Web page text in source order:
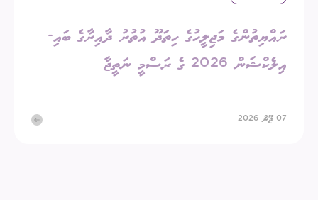
ރައްޔިތުންގެ މަޖިލީހުގެ ހިތަދޫ އުތުރު ދާއިރާގެ ބައި-
އިލެކްޝަން 2026 ގެ ރަސްމީ ނަތީޖާ
07 ޖޫން 2026